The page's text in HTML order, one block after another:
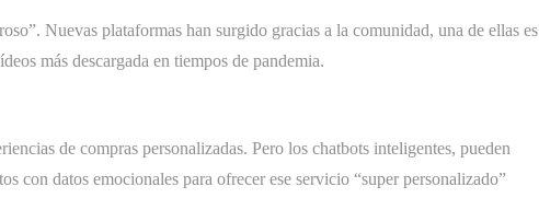
Nuevas plataformas han surgido gracias a la comunidad, una de ellas es
más descargada en tiempos de pandemia.
de compras personalizadas. Pero los chatbots inteligentes, pueden
con datos emocionales para ofrecer ese servicio “super personalizado”